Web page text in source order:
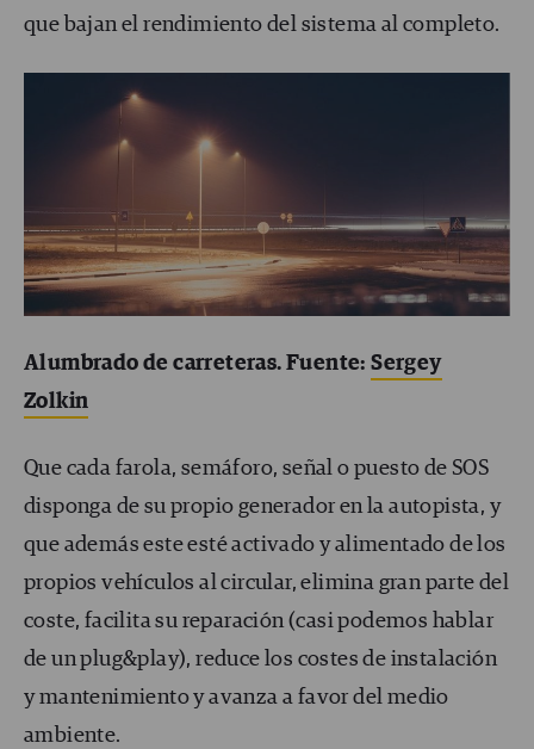
que bajan el rendimiento del sistema al completo.
Alumbrado de carreteras. Fuente:Sergey
Zolkin
Que cada farola, semáforo, señal o puesto de SOS
disponga de su propio generador en la autopista, y
que además este esté activado y alimentado de los
propios vehículos al circular, elimina gran parte del
coste, facilita su reparación (casi podemos hablar
de un plug&play), reduce los costes de instalación
y mantenimiento y avanza a favor del medio
ambiente.